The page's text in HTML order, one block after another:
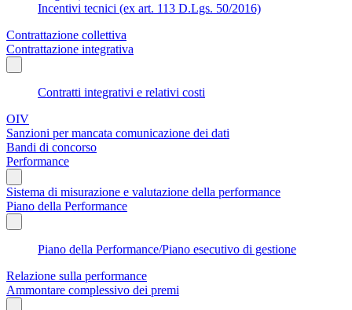
Incentivi tecnici (ex art. 113 D.Lgs. 50/2016)
Contrattazione collettiva
Contrattazione integrativa
Contratti integrativi e relativi costi
OIV
Sanzioni per mancata comunicazione dei dati
Bandi di concorso
Performance
Sistema di misurazione e valutazione della performance
Piano della Performance
Piano della Performance/Piano esecutivo di gestione
Relazione sulla performance
Ammontare complessivo dei premi